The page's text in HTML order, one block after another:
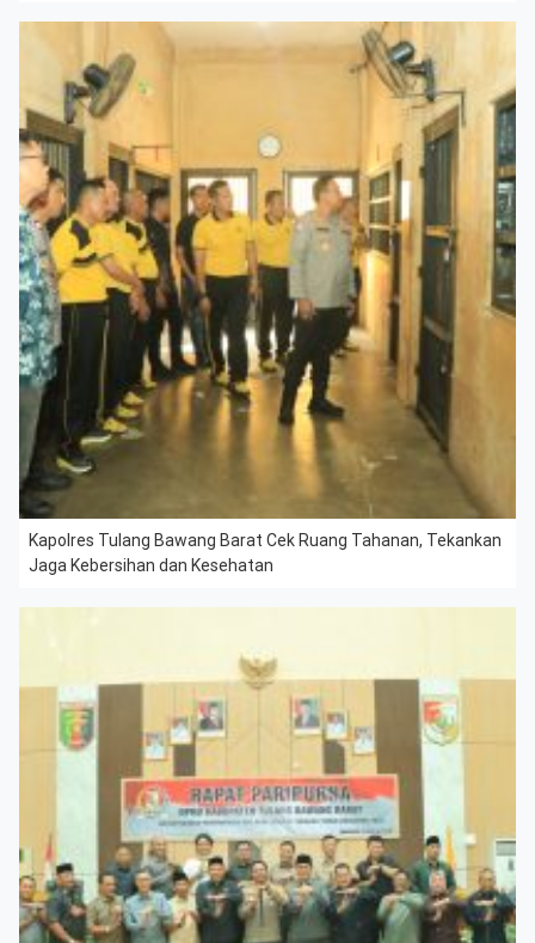
Kapolres Tulang Bawang Barat Cek Ruang Tahanan, Tekankan
Jaga Kebersihan dan Kesehatan